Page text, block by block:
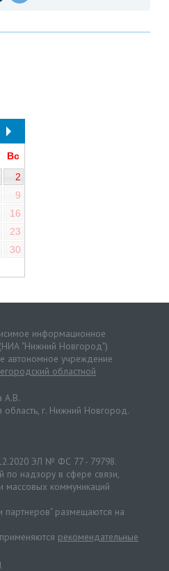
Вс
2
9
16
23
30
информационное
"Нижний Новгород")
автономное учреждение
областной
А.В.
г. Нижний Новгород.
ЭЛ № ФС 77 - 79798.
надзору в сфере связи,
массовых коммуникаций
партнеров" размещаются на
рекомендательные